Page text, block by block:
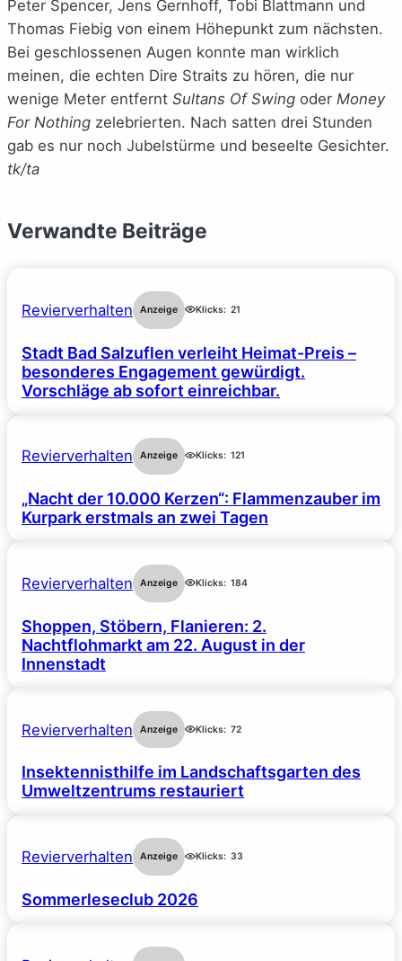
Peter Spencer, Jens Gernhoff, Tobi Blattmann und
Thomas Fiebig von einem Höhepunkt zum nächsten.
Bei geschlossenen Augen konnte man wirklich
meinen, die echten Dire Straits zu hören, die nur
wenige Meter entfernt Sultans Of Swing oder Money
For Nothing zelebrierten. Nach satten drei Stunden
gab es nur noch Jubelstürme und beseelte Gesichter.
tk/ta
Verwandte Beiträge
Revierverhalten Anzeige Klicks: 21
Stadt Bad Salzuflen verleiht Heimat-Preis –
besonderes Engagement gewürdigt.
Vorschläge ab sofort einreichbar.
Revierverhalten Anzeige Klicks: 121
„Nacht der 10.000 Kerzen“: Flammenzauber im
Kurpark erstmals an zwei Tagen
Revierverhalten Anzeige Klicks: 184
Shoppen, Stöbern, Flanieren: 2.
Nachtflohmarkt am 22. August in der
Innenstadt
Revierverhalten Anzeige Klicks: 72
Insektennisthilfe im Landschaftsgarten des
Umweltzentrums restauriert
Revierverhalten Anzeige Klicks: 33
Sommerleseclub 2026